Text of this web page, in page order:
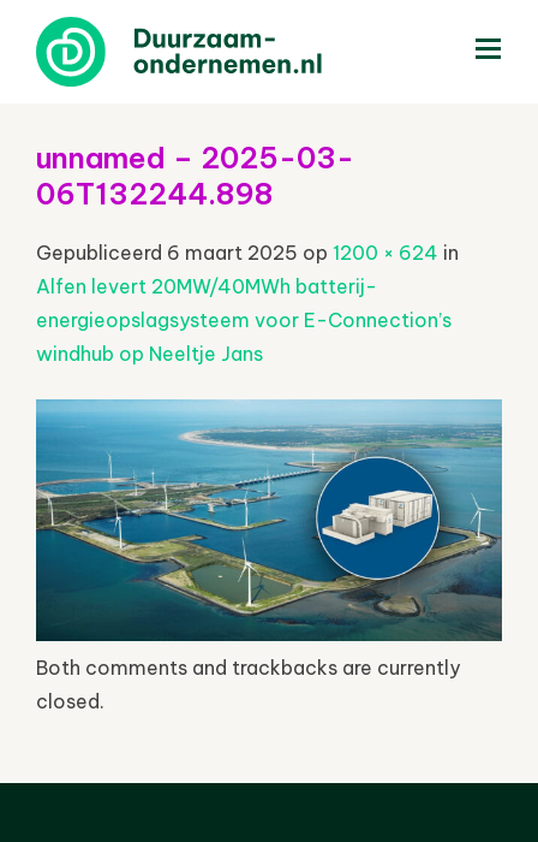
unnamed – 2025-03-
06T132244.898
Gepubliceerd 6 maart 2025 op 1200 × 624 in
Alfen levert 20MW/40MWh batterij-
energieopslagsysteem voor E-Connection’s
windhub op Neeltje Jans
Both comments and trackbacks are currently
closed.